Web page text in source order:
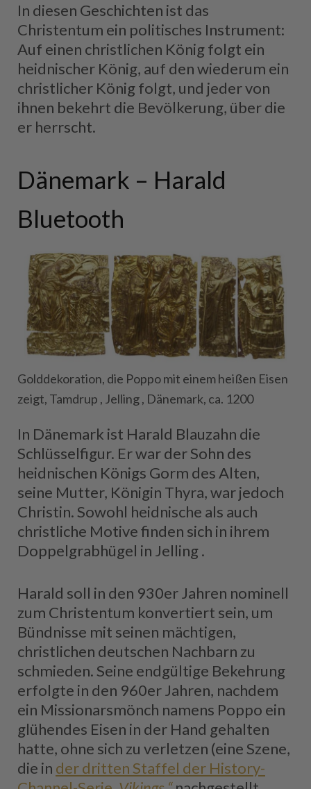
In diesen Geschichten ist das
Christentum ein politisches Instrument:
Auf einen christlichen König folgt ein
heidnischer König, auf den wiederum ein
christlicher König folgt, und jeder von
ihnen bekehrt die Bevölkerung, über die
er herrscht.
Dänemark – Harald
Bluetooth
Golddekoration, die Poppo mit einem heißen Eisen
zeigt, Tamdrup , Jelling , Dänemark, ca. 1200
In Dänemark ist Harald Blauzahn die
Schlüsselfigur. Er war der Sohn des
heidnischen Königs Gorm des Alten,
seine Mutter, Königin Thyra, war jedoch
Christin. Sowohl heidnische als auch
christliche Motive finden sich in ihrem
Doppelgrabhügel in Jelling .
Harald soll in den 930er Jahren nominell
zum Christentum konvertiert sein, um
Bündnisse mit seinen mächtigen,
christlichen deutschen Nachbarn zu
schmieden. Seine endgültige Bekehrung
erfolgte in den 960er Jahren, nachdem
ein Missionarsmönch namens Poppo ein
glühendes Eisen in der Hand gehalten
hatte, ohne sich zu verletzen (eine Szene,
die in der dritten Staffel der History-